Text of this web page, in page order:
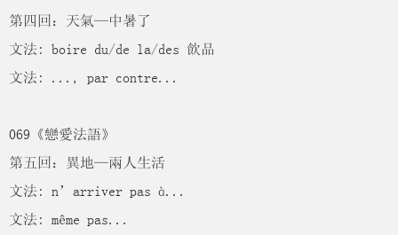
第四回：天氣—中暑了
文法: boire du/de la/des 飲品
文法: ..., par contre...
069《戀愛法語》
第五回：異地—兩人生活
文法: n’arriver pas à...
文法: même pas...